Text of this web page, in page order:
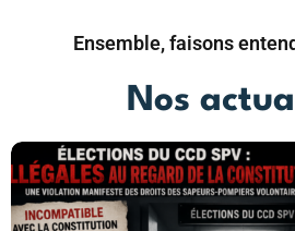
Ensemble, faisons
Nos